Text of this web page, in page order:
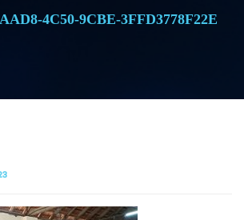
4C50-9CBE-3FFD3778F22E